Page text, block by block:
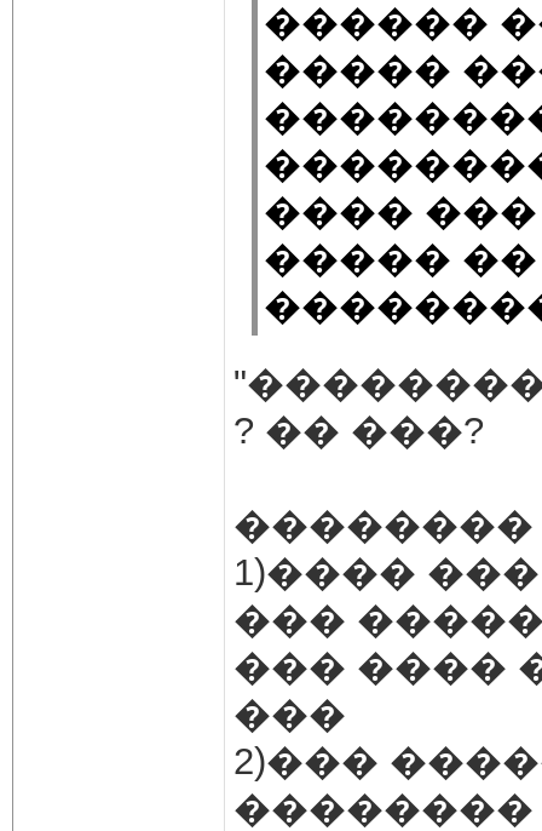
������
�����
����
�����
? �� ���?
��������
1)����
���
��� ����
���
2)���
��������